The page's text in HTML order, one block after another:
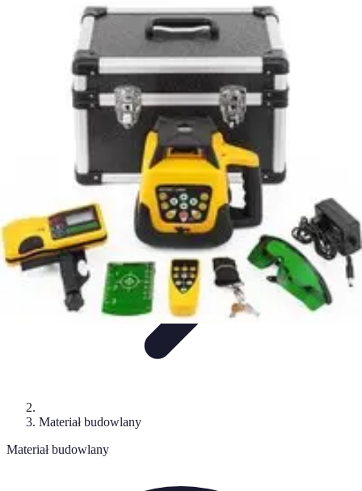
Projekty na Dom
Projektowanie wnętrz
InspiracjeBudowa i materiałyPorady
dotyczące projektów
Trendy
Projekty na Dom
Materiał budowlany
Materiał budowlany